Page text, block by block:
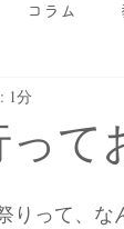
コラム
て
1分
って、な